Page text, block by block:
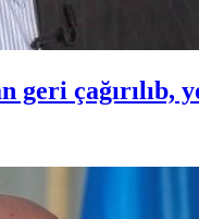
geri çağırılıb,